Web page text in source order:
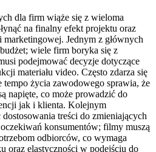
dla firm wiąże się z wieloma
na finalny efekt projektu oraz
Jednym z głównych
wiele firm boryka się z
podejmować decyzje dotyczące
materiału video. Często zdarza się
życia zawodowego sprawia, że
napięte, co może prowadzić do
jak i klienta. Kolejnym
treści do zmieniających
konsumentów; filmy muszą
odbiorców, co wymaga
oraz elastyczności w podejściu do